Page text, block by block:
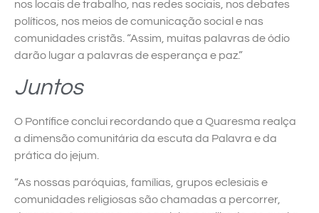
nos locais de trabalho, nas redes sociais, nos debates
políticos, nos meios de comunicação social e nas
comunidades cristãs. “Assim, muitas palavras de ódio
darão lugar a palavras de esperança e paz.”
Juntos
O Pontífice conclui recordando que a Quaresma realça
a dimensão comunitária da escuta da Palavra e da
prática do jejum.
“As nossas paróquias, famílias, grupos eclesiais e
comunidades religiosas são chamadas a percorrer,